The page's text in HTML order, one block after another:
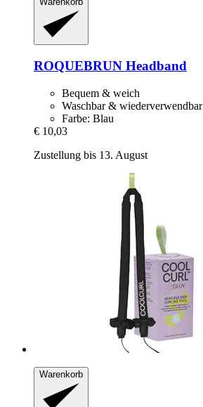
ROQUEBRUN Headband
Bequem & weich
Waschbar & wiederverwendbar
Farbe: Blau
€ 10,03
Zustellung bis 13. August
Warenkorb